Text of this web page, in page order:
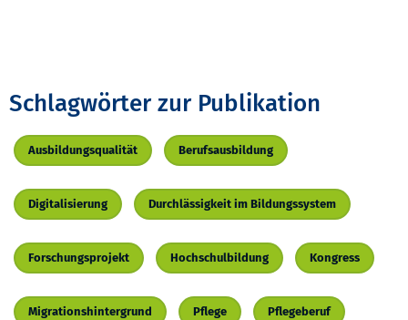
Schlagwörter zur Publikation
Ausbildungsqualität Berufsausbildung
Digitalisierung Durchlässigkeit im Bildungssystem
Forschungsprojekt Hochschulbildung Kongress
Migrationshintergrund Pflege Pflegeberuf